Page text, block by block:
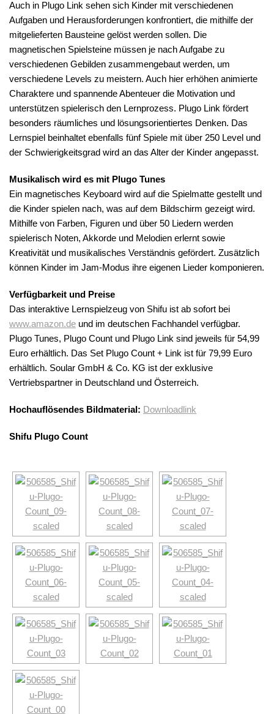
Auch in Plugo Link sehen sich Kinder mit verschiedenen
Aufgaben und Herausforderungen konfrontiert, die mithilfe der
mitgelieferten Bausteine gelöst werden sollen. Die
magnetischen Spielsteine müssen je nach Aufgabe zu
verschiedenen Gebilden zusammengebaut werden, um
verschiedene Levels zu meistern. Auch hier erhöhen animierte
Charaktere und spannende Abenteuer die Motivation und
unterstützen spielerisch den Lernprozess. Plugo Link fördert
besonders räumliches und lösungsorientiertes Denken. Das
Lernspiel beinhaltet ebenfalls fünf Spiele mit über 250 Level und
der Schwierigkeitsgrad wird an das Alter der Kinder angepasst.
Musikalisch wird es mit Plugo Tunes
Ein magnetisches Keyboard wird auf die Spielmatte gestellt und
die Kinder spielen nach, was auf dem Bildschirm gezeigt wird.
Mithilfe von Farben, Figuren und über 50 Liedern werden
spielerisch Noten, Akkorde und Melodien erlernt sowie
Kreativität und musikalisches Verständnis gefördert. Zusätzlich
können Kinder im Jam-Modus ihre eigenen Lieder komponieren.
Verfügbarkeit und Preise
Das interaktive Lernspielzeug von Shifu ist ab sofort bei
www.amazon.de und im deutschen Fachhandel verfügbar.
Plugo Tunes, Plugo Count und Plugo Link sind jeweils für 54,99
Euro erhältlich. Das Set Plugo Count + Link ist für 79,99 Euro
erhältlich. Soular GmbH & Co. KG ist der exklusive
Vertriebspartner in Deutschland und Österreich.
Hochauflösendes Bildmaterial: Downloadlink
Shifu Plugo Count